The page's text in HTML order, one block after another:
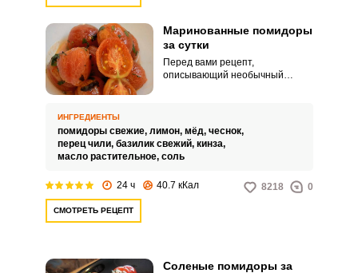
Маринованные помидоры
за сутки
Перед вами рецепт,
описывающий необычный
для приготовления маринада
меда и лимонного сока.
ИНГРЕДИЕНТЫ
помидоры свежие, лимон, мёд, чеснок,
перец чили, базилик свежий, кинза,
масло растительное, соль
24 ч 40.7 кКал 8218 0
СМОТРЕТЬ РЕЦЕПТ
Соленые помидоры за